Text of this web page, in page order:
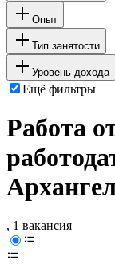
Опыт
Тип занятости
Уровень дохода
Ещё фильтры
Работа
, 1 вакансия